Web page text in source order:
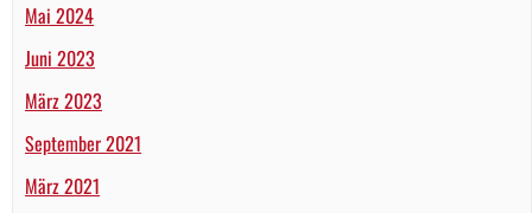
Mai 2024
Juni 2023
März 2023
September 2021
März 2021